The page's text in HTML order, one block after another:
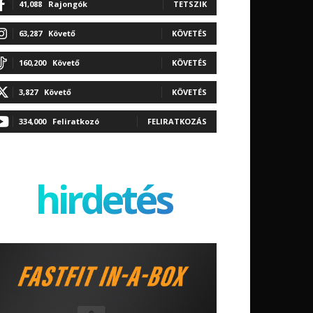
41,088 Rajongók TETSZIK
63,287 Követő KÖVETÉS
160,200 Követő KÖVETÉS
3,827 Követő KÖVETÉS
334,000 Feliratkozó FELIRATKOZÁS
hirdetés